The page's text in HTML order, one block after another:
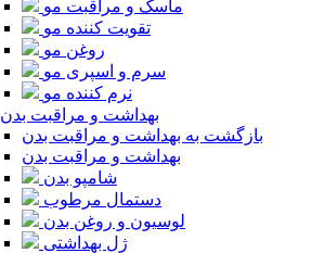
ماسک و مراقبت مو
تقویت کننده مو
روغن مو
سرم و اسپری مو
نرم کننده مو
بهداشت و مراقبت بدن
بازگشت به بهداشت و مراقبت بدن
بهداشت و مراقبت بدن
شامپو بدن
دستمال مرطوب
لوسیون و روغن بدن
ژل بهداشتی